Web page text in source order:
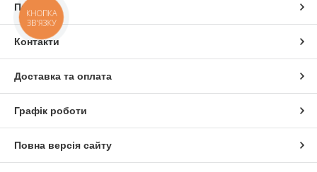
Про нас
Контакти
Доставка та оплата
Графік роботи
Повна версія сайту
КНОПКА
ЗВ'ЯЗКУ